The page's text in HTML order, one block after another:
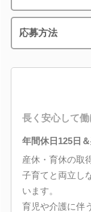
応募方法
長く安心して
年間休日125日
産休・育休の取
子育てと両立し
います。
育児や介護に伴